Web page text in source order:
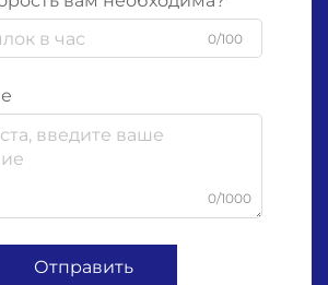
0/100
0/1000
Отправить